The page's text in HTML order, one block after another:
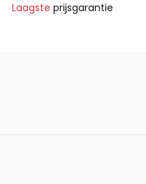
Laagste prijsgarantie